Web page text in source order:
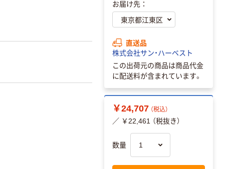
お届け先：
直送品
株式会社サン・ハーベスト
この出荷元の商品は商品代金
に配送料が含まれています。
￥24,707 （税込）
／ ￥22,461 （税抜き）
数量